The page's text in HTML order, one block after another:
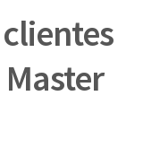
clientes
Master